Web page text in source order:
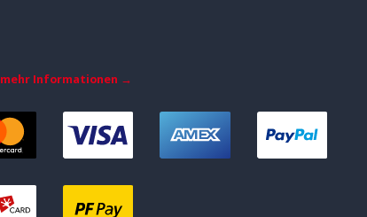
mehr Informationen →